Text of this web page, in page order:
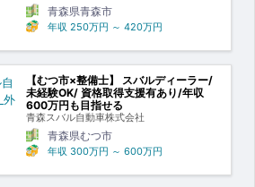
青森県青森市
年収 250万円 ～ 420万円
【むつ市×整備士】 スバルディーラー/
未経験OK/ 資格取得支援有あり/年収
600万円も目指せる
青森スバル自動車株式会社
青森県むつ市
年収 300万円 ～ 600万円